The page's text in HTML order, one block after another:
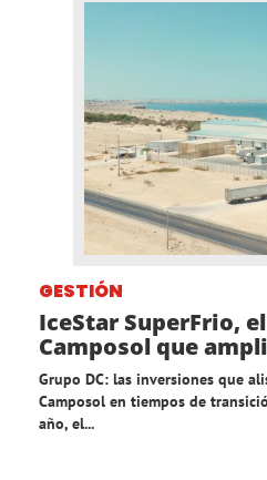
GESTIÓN
IceStar SuperFrio,
Camposol que
Grupo DC: las inversiones que
Camposol en tiempos de
año, el...